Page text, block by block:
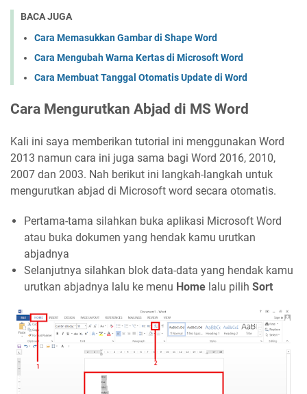
BACA JUGA
Cara Memasukkan Gambar di Shape Word
Cara Mengubah Warna Kertas di Microsoft Word
Cara Membuat Tanggal Otomatis Update di Word
Cara Mengurutkan Abjad di MS Word
Kali ini saya memberikan tutorial ini menggunakan Word
2013 namun cara ini juga sama bagi Word 2016, 2010,
2007 dan 2003. Nah berikut ini langkah-langkah untuk
mengurutkan abjad di Microsoft word secara otomatis.
Pertama-tama silahkan buka aplikasi Microsoft Word
atau buka dokumen yang hendak kamu urutkan
abjadnya
Selanjutnya silahkan blok data-data yang hendak kamu
urutkan abjadnya lalu ke menu Home lalu pilih Sort